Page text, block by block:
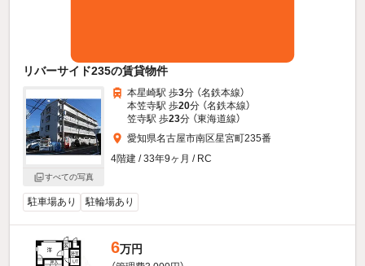
リバーサイド235の賃貸物件
すべての写真
本星崎駅 歩3分 （名鉄本線）
本笠寺駅 歩20分 （名鉄本線）
笠寺駅 歩23分 （東海道線）
愛知県名古屋市南区星宮町235番
4階建 / 33年9ヶ月 / RC
駐車場あり 駐輪場あり
6万円